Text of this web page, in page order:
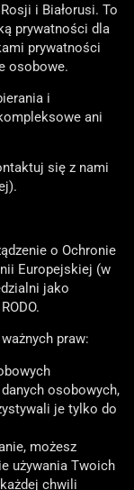
i Białorusi. To
prywatności dla
prywatności
osobowe.
i
ani
się z nami
o Ochronie
Europejskiej (w
jako
praw:
osobowych,
je tylko do
możesz
używania Twoich
chwili